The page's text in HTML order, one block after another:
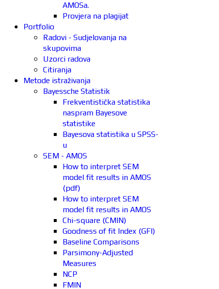
AMOSa.
Provjera na plagijat
Portfolio
Radovi - Sudjelovanja na
skupovima
Uzorci radova
Citiranja
Metode istraživanja
Bayessche Statistik
Frekventistička statistika
naspram Bayesove
statistike
Bayesova statistika u SPSS-
u
SEM - AMOS
How to interpret SEM
model fit results in AMOS
(pdf)
How to interpret SEM
model fit results in AMOS
Chi-square (CMIN)
Goodness of fit Index (GFI)
Baseline Comparisons
Parsimony-Adjusted
Measures
NCP
FMIN